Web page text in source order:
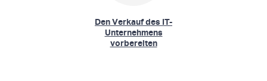
Den Verkauf des IT-
Unternehmens
vorbereiten